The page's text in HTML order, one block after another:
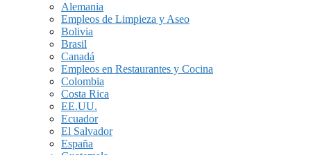
Alemania
Empleos de Limpieza y Aseo
Bolivia
Brasil
Canadá
Empleos en Restaurantes y Cocina
Colombia
Costa Rica
EE.UU.
Ecuador
El Salvador
España